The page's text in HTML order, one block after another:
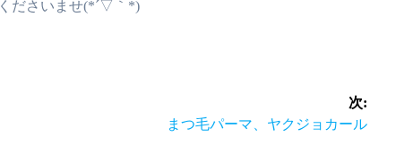
ださいませ(*´▽｀*)
次:
次
まつ毛パーマ、ヤクジョカール